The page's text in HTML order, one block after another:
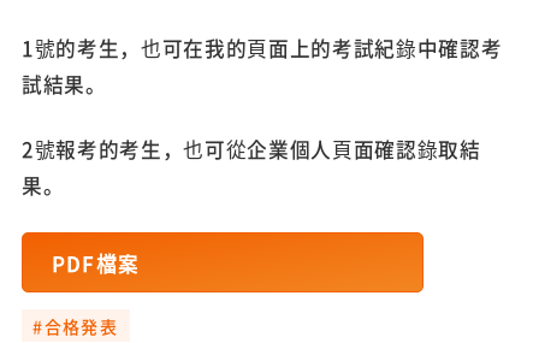
1號的考生，也可在我的頁面上的考試紀錄中確認考
試結果。
2號報考的考生，也可從企業個人頁面確認錄取結
果。
PDF檔案
#合格発表